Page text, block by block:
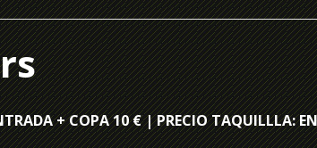
+ COPA 10 € | PRECIO TAQUILLLA: